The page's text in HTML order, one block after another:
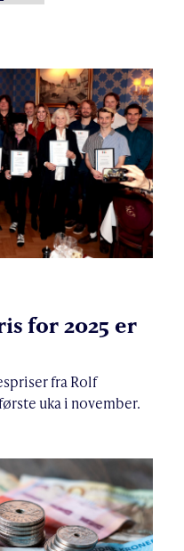
for 2025 er
fra Rolf
uka i november.